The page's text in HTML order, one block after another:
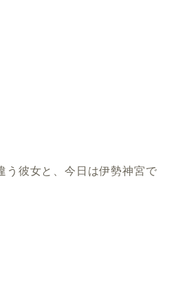
う彼女と、今日は伊勢神宮で